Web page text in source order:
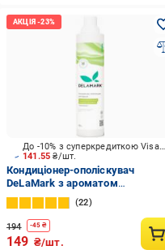
141.55₴/шт.
До -10% з суперкредиткою Visa Вигода
Кондиціонер-ополіскувач
DeLaMark з ароматом
винограду, бергамоту та лимона
0,75 л
22
194 -45 ₴
149 ₴/шт.